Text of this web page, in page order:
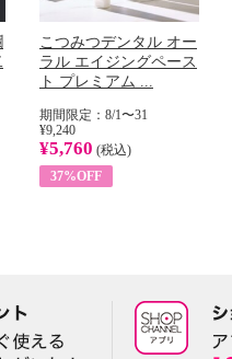
こつみつデンタル オー
ラル エイジングペース
ト プレミアム ...
期間限定：8/1〜31
¥9,240
¥5,760 (税込)
37%OFF